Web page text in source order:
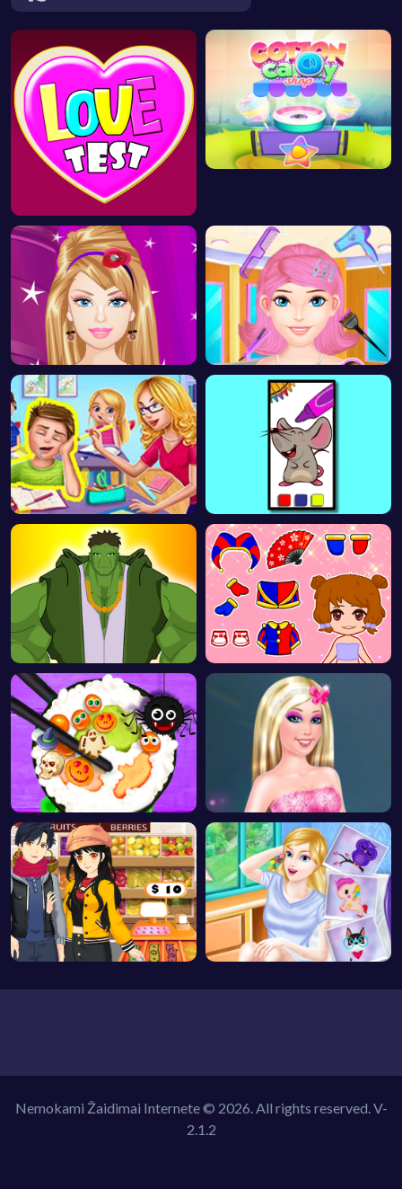
Nemokami Žaidimai Internete © 2026. All rights reserved. V-
2.1.2